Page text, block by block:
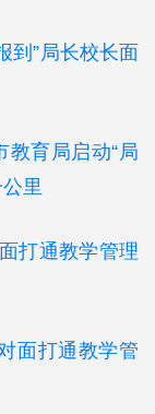
到”局长校长面
教育局启动“局
里
打通教学管理
面打通教学管